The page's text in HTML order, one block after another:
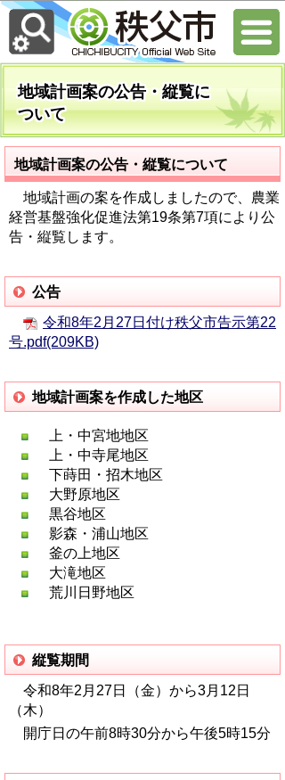
地域計画案の公告・縦覧に
ついて
地域計画案の公告・縦覧について
地域計画の案を作成しましたので、農業
経営基盤強化促進法第19条第7項により公
告・縦覧します。
公告
令和8年2月27日付け秩父市告示第22
号.pdf(209KB)
地域計画案を作成した地区
上・中宮地地区
上・中寺尾地区
下蒔田・招木地区
大野原地区
黒谷地区
影森・浦山地区
釜の上地区
大滝地区
荒川日野地区
縦覧期間
令和8年2月27日（金）から3月12日
（木）
開庁日の午前8時30分から午後5時15分